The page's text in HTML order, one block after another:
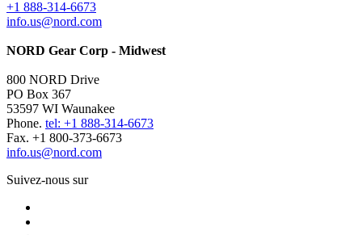
+1 888-314-6673
info.us@nord.com
NORD Gear Corp - Midwest
800 NORD Drive
PO Box 367
53597 WI Waunakee
Phone. tel: +1 888-314-6673
Fax. +1 800-373-6673
info.us@nord.com
Suivez-nous sur